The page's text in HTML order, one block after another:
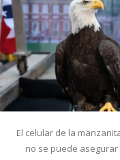
El celular de la
no se puede